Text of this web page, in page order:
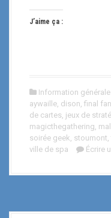
J’aime ça :
Information générale
aywaille, dison, final
de cartes, jeux de
magicthegathering,
soirée geek, stoumont,
ville de spa
Écrire